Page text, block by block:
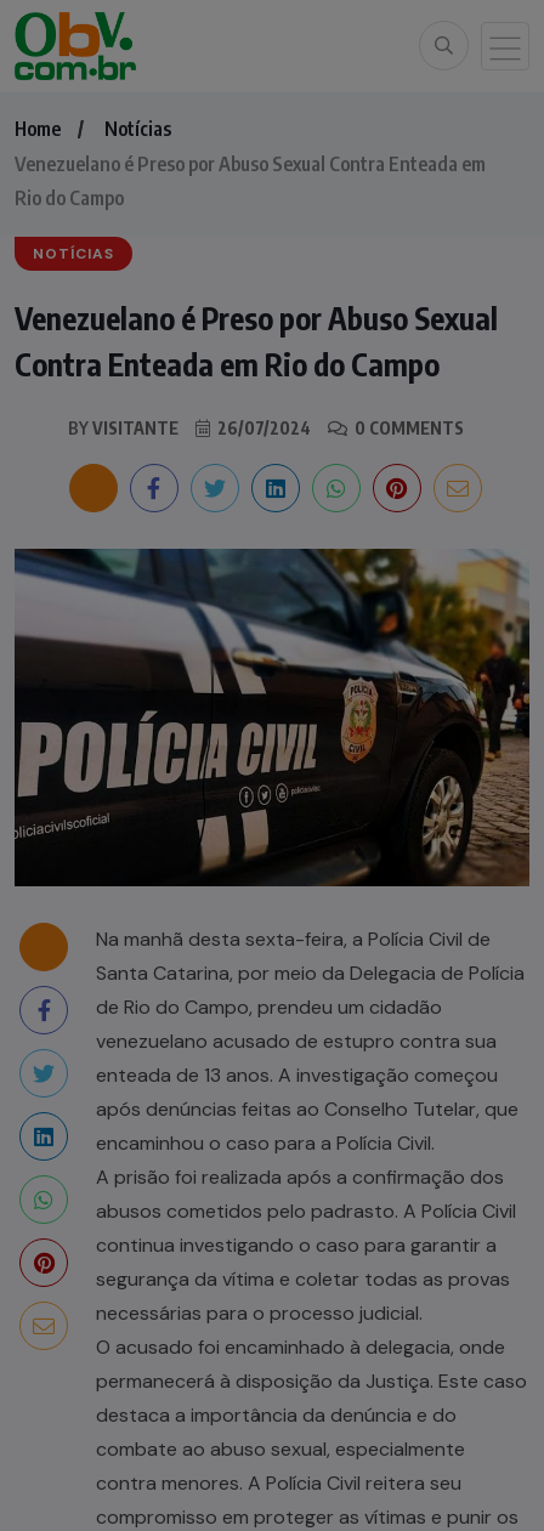
Home
Notícias
Venezuelano é Preso por Abuso Sexual Contra Enteada em
Rio do Campo
NOTÍCIAS
Venezuelano é Preso por Abuso Sexual
Contra Enteada em Rio do Campo
BYVISITANTE 26/07/2024 0 COMMENTS
Na manhã desta sexta-feira, a Polícia Civil de
Santa Catarina, por meio da Delegacia de Polícia
de Rio do Campo, prendeu um cidadão
venezuelano acusado de estupro contra sua
enteada de 13 anos. A investigação começou
após denúncias feitas ao Conselho Tutelar, que
encaminhou o caso para a Polícia Civil.
A prisão foi realizada após a confirmação dos
abusos cometidos pelo padrasto. A Polícia Civil
continua investigando o caso para garantir a
segurança da vítima e coletar todas as provas
necessárias para o processo judicial.
O acusado foi encaminhado à delegacia, onde
permanecerá à disposição da Justiça. Este caso
destaca a importância da denúncia e do
combate ao abuso sexual, especialmente
contra menores. A Polícia Civil reitera seu
compromisso em proteger as vítimas e punir os